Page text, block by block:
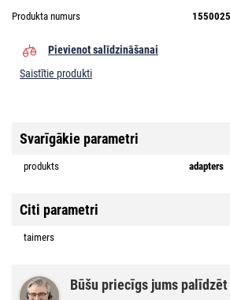
Produkta numurs
Pievienot salīdzināšanai
Saistītie produkti
Svarīgākie parametri
produkts adapters
Citi parametri
taimers
Būšu priecīgs jums palīdzēt